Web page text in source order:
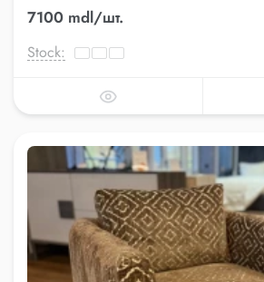
7100 mdl/шт.
Stock: